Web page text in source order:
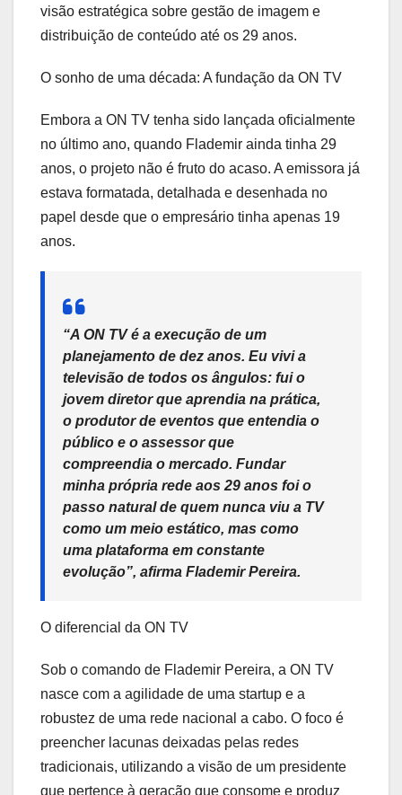
visão estratégica sobre gestão de imagem e
distribuição de conteúdo até os 29 anos.
O sonho de uma década: A fundação da ON TV
Embora a ON TV tenha sido lançada oficialmente
no último ano, quando Flademir ainda tinha 29
anos, o projeto não é fruto do acaso. A emissora já
estava formatada, detalhada e desenhada no
papel desde que o empresário tinha apenas 19
anos.
“A ON TV é a execução de um
planejamento de dez anos. Eu vivi a
televisão de todos os ângulos: fui o
jovem diretor que aprendia na prática,
o produtor de eventos que entendia o
público e o assessor que
compreendia o mercado. Fundar
minha própria rede aos 29 anos foi o
passo natural de quem nunca viu a TV
como um meio estático, mas como
uma plataforma em constante
evolução”, afirma Flademir Pereira.
O diferencial da ON TV
Sob o comando de Flademir Pereira, a ON TV
nasce com a agilidade de uma startup e a
robustez de uma rede nacional a cabo. O foco é
preencher lacunas deixadas pelas redes
tradicionais, utilizando a visão de um presidente
que pertence à geração que consome e produz